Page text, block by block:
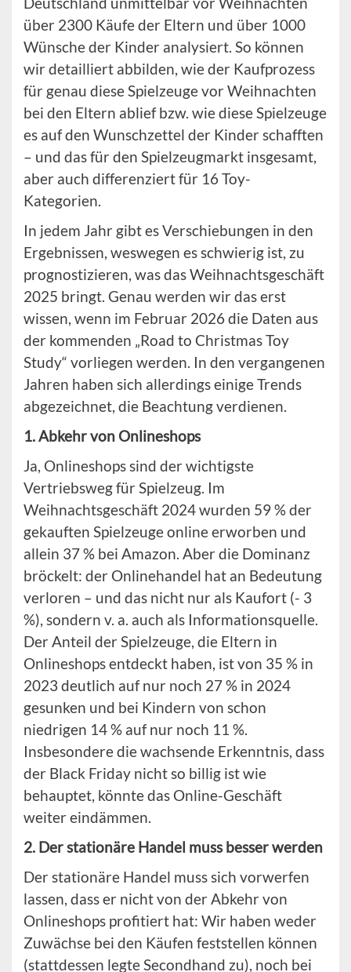
über 2300 Käufe der Eltern und über 1000
Wünsche der Kinder analysiert. So können
wir detailliert abbilden, wie der Kaufprozess
für genau diese Spielzeuge vor Weihnachten
bei den Eltern ablief bzw. wie diese Spielzeuge
es auf den Wunschzettel der Kinder schafften
– und das für den Spielzeugmarkt insgesamt,
aber auch differenziert für 16 Toy-
Kategorien.
In jedem Jahr gibt es Verschiebungen in den
Ergebnissen, weswegen es schwierig ist, zu
prognostizieren, was das Weihnachtsgeschäft
2025 bringt. Genau werden wir das erst
wissen, wenn im Februar 2026 die Daten aus
der kommenden „Road to Christmas Toy
Study“ vorliegen werden. In den vergangenen
Jahren haben sich allerdings einige Trends
abgezeichnet, die Beachtung verdienen.
1. Abkehr von Onlineshops
Ja, Onlineshops sind der wichtigste
Vertriebsweg für Spielzeug. Im
Weihnachtsgeschäft 2024 wurden 59 % der
gekauften Spielzeuge online erworben und
allein 37 % bei Amazon. Aber die Dominanz
bröckelt: der Onlinehandel hat an Bedeutung
verloren – und das nicht nur als Kaufort (- 3
%), sondern v. a. auch als Informationsquelle.
Der Anteil der Spielzeuge, die Eltern in
Onlineshops entdeckt haben, ist von 35 % in
2023 deutlich auf nur noch 27 % in 2024
gesunken und bei Kindern von schon
niedrigen 14 % auf nur noch 11 %.
Insbesondere die wachsende Erkenntnis, dass
der Black Friday nicht so billig ist wie
behauptet, könnte das Online-Geschäft
weiter eindämmen.
2. Der stationäre Handel muss besser werden
Der stationäre Handel muss sich vorwerfen
lassen, dass er nicht von der Abkehr von
Onlineshops profitiert hat: Wir haben weder
Zuwächse bei den Käufen feststellen können
(stattdessen legte Secondhand zu), noch bei